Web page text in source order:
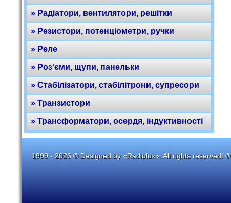
» Радіатори, вентилятори, решітки
» Резистори, потенціометри, ручки
» Реле
» Роз'єми, щупи, панельки
» Стабілізатори, стабілітрони, супресори
» Транзистори
» Трансформатори, осердя, індуктивності
1999 - 2026 © Designed by «Radiolux». All rights reserved! ®